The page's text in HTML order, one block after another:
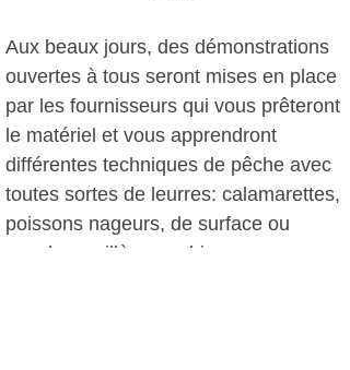
Aux beaux jours, des démonstrations
ouvertes à tous seront mises en place
par les fournisseurs qui vous prêteront
le matériel et vous apprendront
différentes techniques de pêche avec
toutes sortes de leurres: calamarettes,
poissons nageurs, de surface ou
souples, cuillères ou bien encore